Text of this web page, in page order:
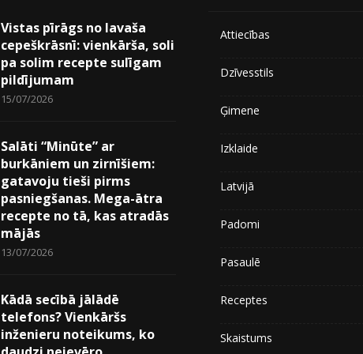
Vistas pīrāgs no lavaša
cepeškrāsnī: vienkārša, soli
pa solim recepte sulīgam
pildījumam
15/07/2026
Salāti “Minūte” ar
burkāniem un zirnīšiem:
gatavoju tieši pirms
pasniegšanas. Mega-ātra
recepte no tā, kas atradās
mājās
13/07/2026
Kādā secībā jālādē
telefons? Vienkāršs
inženieru noteikums, ko
Attiecības
Dzīvesstils
Ģimene
Izklaide
Latvijā
Padomi
Pasaulē
Receptes
Skaistums